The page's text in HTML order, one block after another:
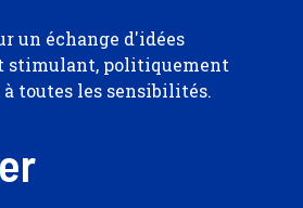
un échange d'idées
stimulant, politiquement
toutes les sensibilités.